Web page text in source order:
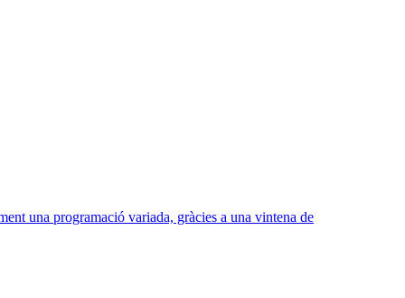
una programació variada, gràcies a una vintena de